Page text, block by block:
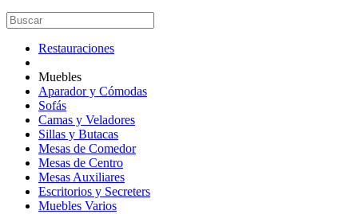
Restauraciones
Muebles
Aparador y Cómodas
Sofás
Camas y Veladores
Sillas y Butacas
Mesas de Comedor
Mesas de Centro
Mesas Auxiliares
Escritorios y Secreters
Muebles Varios